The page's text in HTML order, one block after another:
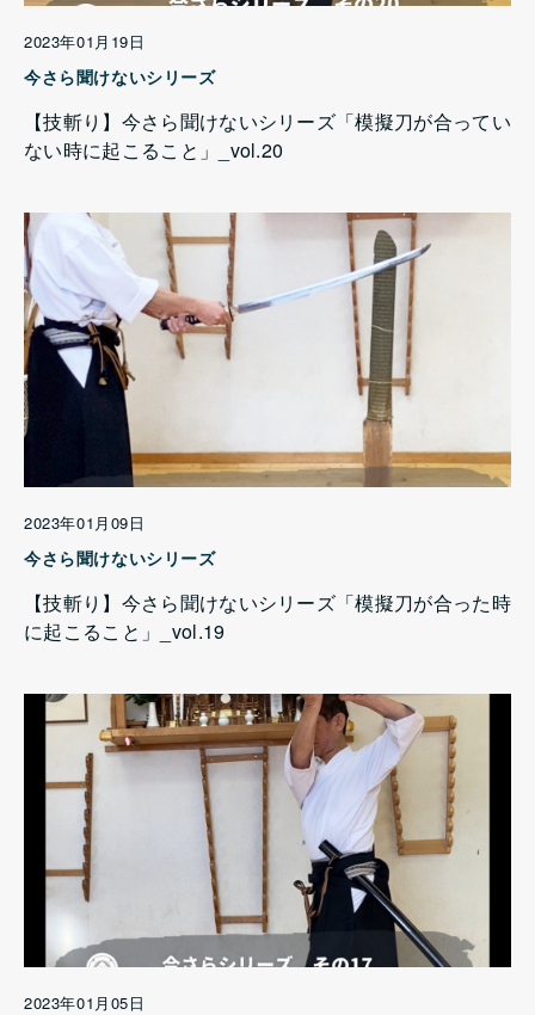
2023年01月19日
今さら聞けないシリーズ
【技斬り】今さら聞けないシリーズ「模擬刀が合ってい
ない時に起こること」_vol.20
2023年01月09日
今さら聞けないシリーズ
【技斬り】今さら聞けないシリーズ「模擬刀が合った時
に起こること」_vol.19
2023年01月05日